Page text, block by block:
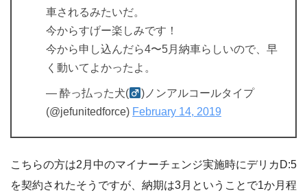
車されるみたいだ。
今からすげー楽しみです！
今から申し込んだら4〜5月納車らしいので、早
く動いてよかったよ。
— 酔っ払った犬(
)ノンアルコールタイプ
(@jefunitedforce) February 14, 2019
こちらの方は2月中のマイナーチェンジ実施時にデリカD:5
を契約されたそうですが、納期は3月ということで1か月程